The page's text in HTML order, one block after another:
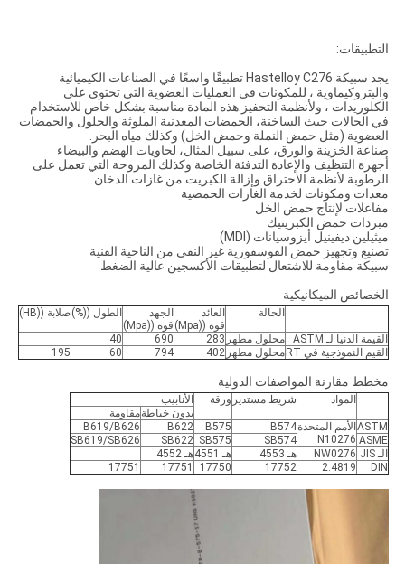
التطبيقات:
يجد سبيكة Hastelloy C276 تطبيقًا واسعًا في الصناعات الكيميائية
والبتروكيماوية ، للمكونات في العمليات العضوية التي تحتوي على
الكلوريدات ، ولأنظمة التحفيز.هذه المادة مناسبة بشكل خاص للاستخدام
في الحالات حيث الساخنة، الحمضات المعدنية الملوثة والحلول والحمضات
العضوية (مثل حمض النملة وحمض الخل) وكذلك مياه البحر.
صناعة الخزينة والورق، على سبيل المثال، لحاويات الهضم والبيضاء
أجهزة التنظيف والإعادة التدفئة الخاصة وكذلك المروحة التي تعمل على
الرطوبة لأنظمة الاحتراق وإزالة الكبريت من غازات الدخان
معدات ومكونات لخدمة الغازات الحمضية
مفاعلات لإنتاج حمض الخل
مبردات حمض الكبريتيك
ميثيلين ديفينيل أيزوسيانات (MDI)
تصنيع وتجهيز حمض الفوسفورية غير النقي من الناحية الفنية
سبيكة مقاومة للاشتعال لتطبيقات الأكسجين عالية الضغط
الخصائص الميكانيكية
الحالة
العائد
قوة ((Mpa)
الجهد
قوة ((Mpa)
الطول ((%)صلابة ((HB)
القيمة الدنيا لـ ASTM محلول مطهر 283
690
40
القيم النموذجية في RT
محلول مطهر 402
794
60
195
مخطط مقارنة المواصفات الدولية
المواد شريط مستدير ورقة
الأنابيب
بدون خياطةمقاومة
ASTM الأمم المتحدة
N10276
B574
B575
B622
B619/B626
ASME
SB574
SB575
SB622
SB619/SB626
الـ JIS
NW0276 هـ 4553 هـ 4551
هـ 4552
DIN
2.4819
17752
17750
17751
17751